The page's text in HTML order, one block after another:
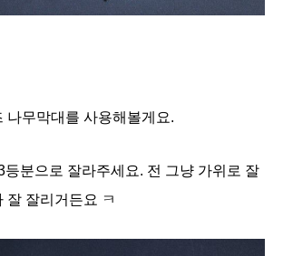
나무막대를 사용해볼게요.
등분으로 잘라주세요. 전 그냥 가위로 잘
잘 잘리거든요 ㅋ